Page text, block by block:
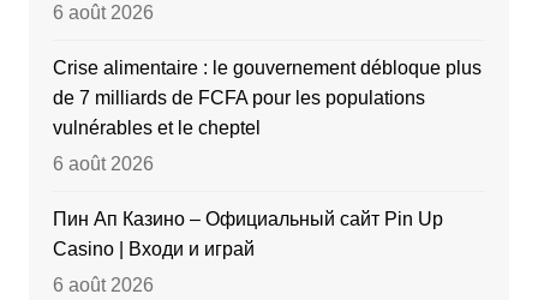
6 août 2026
Crise alimentaire : le gouvernement débloque plus
de 7 milliards de FCFA pour les populations
vulnérables et le cheptel
6 août 2026
Пин Ап Казино – Официальный сайт Pin Up
Casino | Входи и играй
6 août 2026